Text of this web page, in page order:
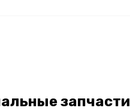
запчасти